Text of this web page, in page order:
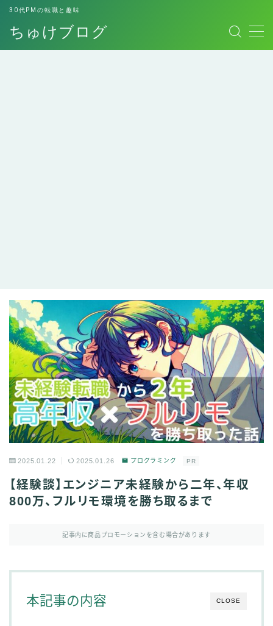
ちゅけブログ
30代PMの転職と趣味
MENU
2025.01.22 2025.01.26 プログラミング PR
【経験談】エンジニア未経験から二年、年収
800万、フルリモ環境を勝ち取るまで
記事内に商品プロモーションを含む場合があります
CLOSE
本記事の内容